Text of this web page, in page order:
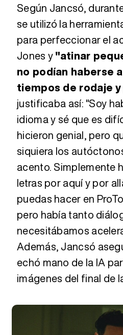
Según Jancsó,
se utilizó la
para perfeccionar el
Jones y"atinar
no podían haberse
tiempos de rodaje
justificaba así: "Soy
idioma y sé que es
hicieron genial, pero
siquiera los
acento. Simplemente
letras por aquí y por
puedas hacer en
pero había tanto
necesitábamos
Además, Jancsó
echó mano de la IA
imágenes del final de